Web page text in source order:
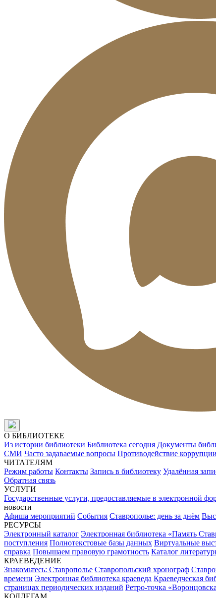
О БИБЛИОТЕКЕ
Из истории библиотеки Библиотека сегодня Документы
СМИ Часто задаваемые вопросы Противодействие коррупции
ЧИТАТЕЛЯМ
Режим работы Контакты Запись в библиотеку Удалённая
Обратная связь
УСЛУГИ
Государственные услуги, предоставляемые в электронной
новости
Афиша мероприятий События Ставрополье: день за днём
РЕСУРСЫ
Электронный каталог Электронная библиотека «Память
поступления Полнотекстовые базы данных Виртуальные
справка Повышаем правовую грамотность Каталог
КРАЕВЕДЕНИЕ
Знакомьтесь: Ставрополье Ставропольский хронограф
времени Электронная библиотека краеведа Краеведческая
страницах периодических изданий Ретро-точка
КОЛЛЕГАМ